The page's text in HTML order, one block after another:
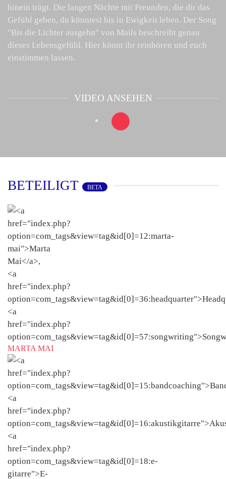
hinein trägt. Die langen Nächte mit Freunden, die dir das
Gefühl geben, du könntest bis in Ewigkeit leben. Der Song
"Bis die Lichter ausgehn" von Mails beschreibt genau
dieses Lebensgefühl. Hier könnt ihr reinhören und euch
einstimmen lassen.
VIDEO ANSEHEN
BETEILIGT BETA
MARTA MAI